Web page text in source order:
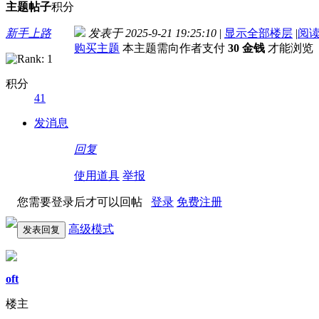
主题帖子积分
新手上路
积分
41
发消息
发表于 2025-9-21 19:25:10 | 显示全部楼层 |阅
购买主题 本主题需向作者支付 30 金钱 才能浏览
回复
使用道具 举报
您需要登录后才可以回帖 登录 免费注册
发表回复 高级模式
oft
楼主